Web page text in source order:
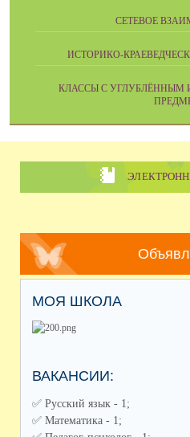
СЕТЕВОЕ
ИСТОРИКО-
КЛАССЫ С УГЛУБЛЁННЫМ
МОЯ ШКОЛА
ВАКАНСИИ:
✅️ Русский язык - 1;
✅️ Математика - 1;